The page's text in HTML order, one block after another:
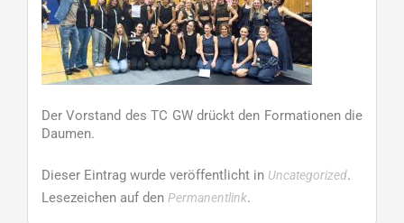
Der Vorstand des TC GW drückt den Formationen die
Daumen.
Dieser Eintrag wurde veröffentlicht in Uncategorized.
Lesezeichen auf den Permanentlink.